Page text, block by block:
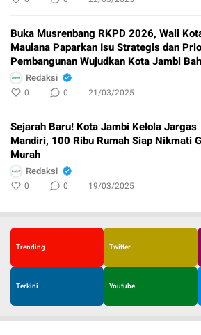
Buka Musrenbang RKPD 2026, Wali
Maulana Paparkan Isu Strategis dan
Pembangunan Wujudkan Kota Jambi
Redaksi
0 0 21/03/2025
Sejarah Baru! Kota Jambi Kelola Jargas
Mandiri, 100 Ribu Rumah Siap Nikmati
Murah
Redaksi
0 0 19/03/2025
Trending Twitter
Terkini Youtube